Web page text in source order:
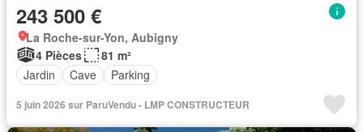
243 500 €
La Roche-sur-Yon, Aubigny
4 Pièces
81 m²
Jardin
Cave Parking
5 juin 2026 sur ParuVendu - LMP CONSTRUCTEUR